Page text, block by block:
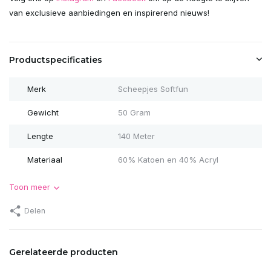
van exclusieve aanbiedingen en inspirerend nieuws!
Productspecificaties
Merk Scheepjes Softfun
Gewicht 50 Gram
Lengte 140 Meter
Materiaal 60% Katoen en 40% Acryl
Toon meer
Delen
Gerelateerde producten